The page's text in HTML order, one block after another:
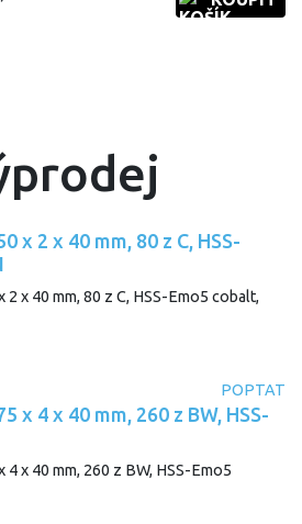
x 2 x 40 mm, 80 z C, HSS-
POPTAT
x 4 x 40 mm, 260 z BW, HSS-